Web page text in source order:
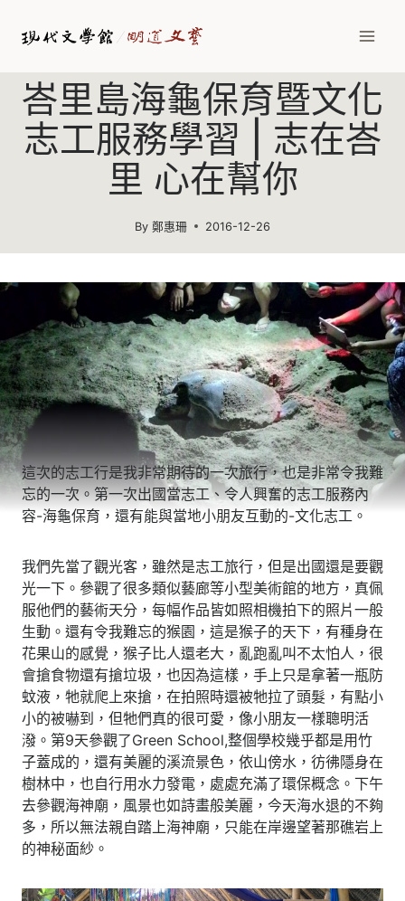
峇里島海龜保育暨文化
志工服務學習 | 志在峇
里 心在幫你
By 鄭惠珊 2016-12-26
這次的志工行是我非常期待的一次旅行，也是非常令我難
忘的一次。第一次出國當志工、令人興奮的志工服務內
容­-海龜保育，還有能與當地小朋友互動的-文化志工。
我們先當了觀光客，雖然是志工旅行，但是出國還是要觀
光一下。參觀了很多類似藝廊等小型美術館的地方，真佩
服他們的藝術天分，每幅作品皆如照相機拍下的照片一般
生動。還有令我難忘的猴園，這是猴子的天下，有種身在
花果山的感覺，猴子比人還老大，亂跑亂叫不太怕人，很
會搶食物還有搶垃圾，也因為這樣，手上只是拿著一瓶防
蚊液，牠就爬上來搶，在拍照時還被牠拉了頭髮，有點小
小的被嚇到，但牠們真的很可愛，像小朋友一樣聰明活
潑。第9天參觀了Green School,整個學校幾乎都是用竹
子蓋成的，還有美麗的溪流景色，依山傍水，彷彿隱身在
樹林中，也自行用水力發電，處處充滿了環保概念。下午
去參觀海神廟，風景也如詩畫般美麗，今天海水退的不夠
多，所以無法親自踏上海神廟，只能在岸邊望著那礁岩上
的神秘面紗。